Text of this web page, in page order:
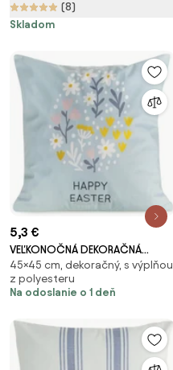
(8)
Skladom
5,3 €
VEĽKONOČNÁ DEKORAČNÁ
OBLIEČKA NA VANKÚŠ EASTER11
45X45 CM VZOROVANÁ
45×45 cm, dekoračný, s výplňou
z polyesteru
Na odoslanie o 1 deň